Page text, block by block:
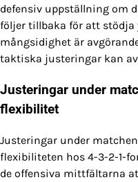
defensiv uppställning om
följer tillbaka för att stödja
mångsidighet är
taktiska justeringar kan
Justeringar under
flexibilitet
Justeringar under
flexibiliteten hos 4-3-2-1-
de offensiva mittfältarna